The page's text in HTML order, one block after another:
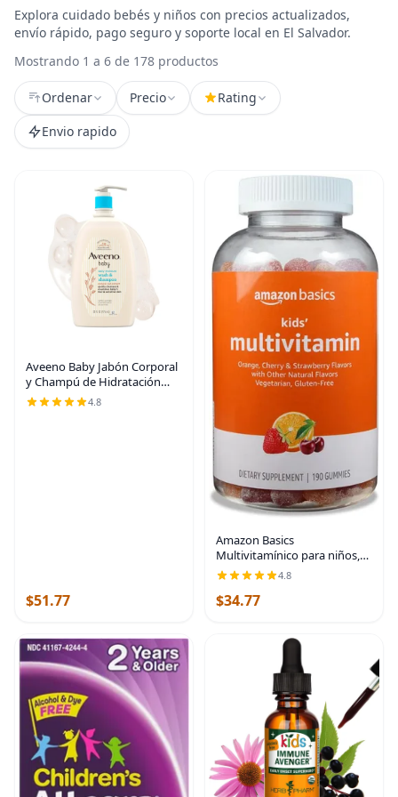
Explora cuidado bebés y niños con precios actualizados,
envío rápido, pago seguro y soporte local en El Salvador.
Mostrando 1 a 6 de 178 productos
Ordenar Precio
Rating
Envio rapido
Aveeno Baby Jabón Corporal
y Champú de Hidratación
Diaria con Extracto de Avena,
Hipoalergénico, Sin Lágrimas,
4.8
$51.77
Amazon Basics
Multivitamínico para niños,
190 gomitas, naranja, cereza
y fresa (anteriormente
Solimo)
4.8
$34.77